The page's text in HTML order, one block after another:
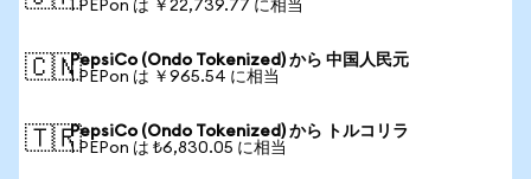
1 PEPon は ￥22,739.77 に相当
🇨🇳PepsiCo (Ondo Tokenized) から 中国人民元
1 PEPon は ￥965.54 に相当
🇹🇷PepsiCo (Ondo Tokenized) から トルコリラ
1 PEPon は ₺6,830.05 に相当